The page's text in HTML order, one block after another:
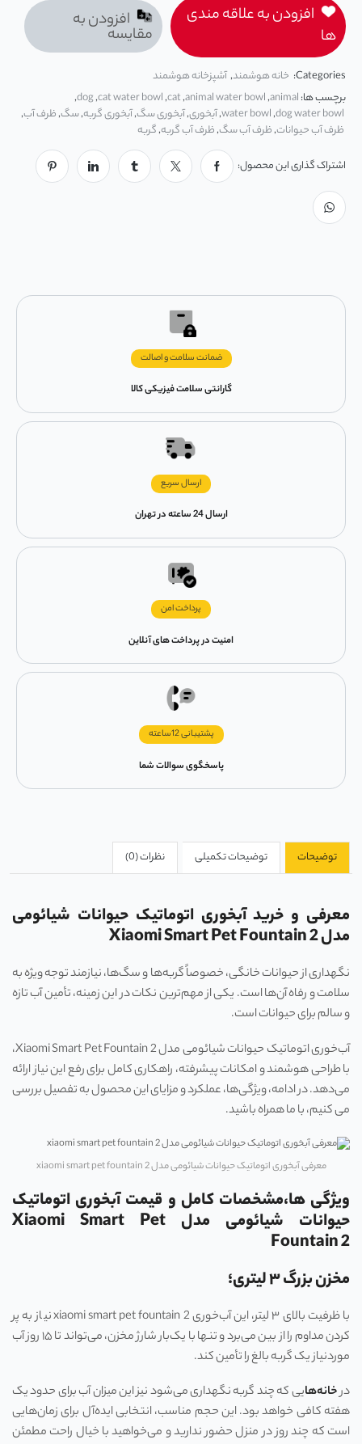
افزودن به علاقه مندی
ها
افزودن به
مقایسه
Categories: خانه هوشمند,آشپزخانه هوشمند
برچسب ها:animal
,
animal water bowl
,
cat
,
cat water bowl
,
dog
,
dog water bowl
,
water bowl
,آبخوری,آبخوری سگ,آبخوری گربه,سگ,ظرف آب,
ظرف آب حیوانات,ظرف آب سگ,ظرف آب گربه,گربه
اشتراک گذاری این محصول:
ضمانت سلامت و اصالت
گارانتی سلامت فیزیکی کالا
ارسال سریع
ارسال 24 ساعته در تهران
پرداخت امن
امنیت در پرداخت های آنلاین
پشتیبانی 12ساعته
پاسخگوی سوالات شما
توضیحات توضیحات تکمیلی نظرات (0)
معرفی و خرید آبخوری اتوماتیک حیوانات شیائومی
مدل Xiaomi Smart Pet Fountain 2
نگهداری از حیوانات خانگی، خصوصاً گربه‌ها و سگ‌ها، نیازمند توجه ویژه به
سلامت و رفاه آن‌ها است. یکی از مهم‌ترین نکات در این زمینه، تأمین آب تازه
و سالم برای حیوانات است.
آب‌خوری اتوماتیک حیوانات شیائومی مدل Xiaomi Smart Pet Fountain 2،
با طراحی هوشمند و امکانات پیشرفته، راهکاری کامل برای رفع این نیاز ارائه
می‌دهد. در ادامه، ویژگی‌ها، عملکرد و مزایای این محصول به تفصیل بررسی
می کنیم، با ما همراه باشید.
معرفی آبخوری اتوماتیک حیوانات شیائومی مدل xiaomi smart pet fountain 2
ویژگی ها،مشخصات کامل و قیمت آبخوری اتوماتیک
حیوانات شیائومی مدل Xiaomi Smart Pet
Fountain 2
مخزن بزرگ ۳ لیتری؛
با ظرفیت بالای ۳ لیتر، این آب‌خوری xiaomi smart pet fountain 2 نیاز به پر
کردن مداوم را از بین می‌برد و تنها با یک‌بار شارژ مخزن، می‌تواند تا ۱۵ روز آب
موردنیاز یک گربه بالغ را تأمین کند.
درخانه‌هایی که چند گربه نگهداری می‌شود نیز این میزان آب برای حدود یک
هفته کافی خواهد بود. این حجم مناسب، انتخابی ایده‌آل برای زمان‌هایی
است که چند روز در منزل حضور ندارید و می‌خواهید با خیال راحت مطمئن